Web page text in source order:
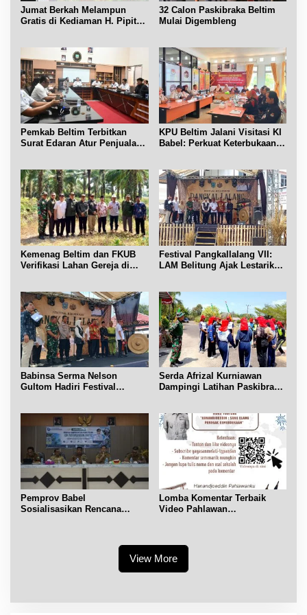
Jumat Berkah Melampun
Gratis di Kediaman H. Pipit
32 Calon Paskibraka Beltim
Mulai Digembleng
Pemkab Beltim Terbitkan
Surat Edaran Atur Penjualan
KPU Beltim Jalani Visitasi KI
Babel: Perkuat Keterbukaan
Kemenag Beltim dan FKUB
Verifikasi Lahan Gereja di
Festival Pangkallalang VII:
LAM Belitung Ajak Lestarikan
Babinsa Serma Nelson
Gultom Hadiri Festival
Serda Afrizal Kurniawan
Dampingi Latihan Paskibra
Pemprov Babel
Sosialisasikan Rencana
Lomba Komentar Terbaik
Video Pahlawan
View More